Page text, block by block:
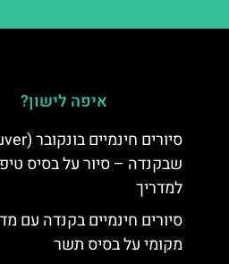
איפה לישון?
שבקנדה – סיור על בסיס
למדריך
סיורים חינמיים בקנדה עם
מקומי על בסיס תשר